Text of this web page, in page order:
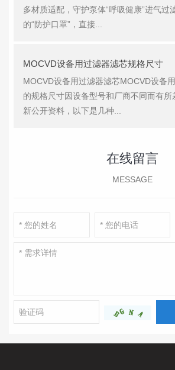
多材质适配，守护泵体“呼吸健康”进气过
的“防护口罩”，直接...
MOCVD设备用过滤器滤芯规格尺寸
MOCVD设备用过滤器滤芯MOCVD设备
的规格尺寸因设备型号和厂商不同而有所
新公开资料，以下是几种...
在线留言
MESSAGE